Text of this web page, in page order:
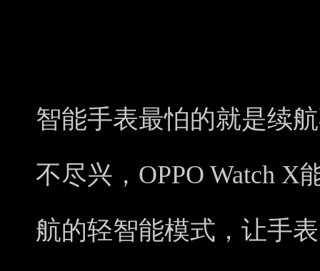
智能手表最怕的就是续
不尽兴，OPPO Watch
航的轻智能模式，让手